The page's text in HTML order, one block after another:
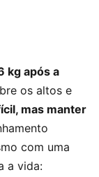
kg após a
os altos e
mas manter
com uma
a vida: